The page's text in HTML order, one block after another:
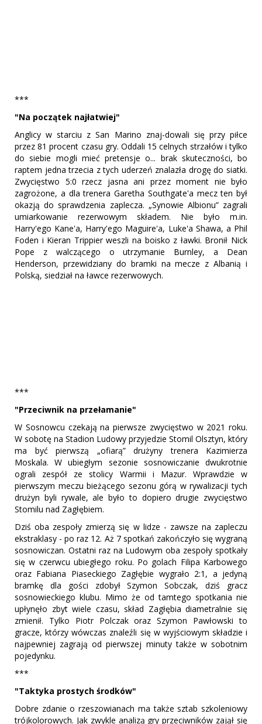
***
"Na początek najłatwiej"
Anglicy w starciu z San Marino znaj-dowali się przy piłce
przez 81 procent czasu gry. Oddali 15 celnych strzałów i tylko
do siebie mogli mieć pretensje o... brak skuteczności, bo
raptem jedna trzecia z tych uderzeń znalazła drogę do siatki.
Zwycięstwo 5:0 rzecz jasna ani przez moment nie było
zagrożone, a dla trenera Garetha Southgate'a mecz ten był
okazją do sprawdzenia zaplecza. „Synowie Albionu” zagrali
umiarkowanie rezerwowym składem. Nie było m.in.
Harry'ego Kane'a, Harry'ego Maguire'a, Luke'a Shawa, a Phil
Foden i Kieran Trippier weszli na boisko z ławki. Bronił Nick
Pope z walczącego o utrzymanie Burnley, a Dean
Henderson, przewidziany do bramki na mecze z Albanią i
Polską, siedział na ławce rezerwowych.
***
"Przeciwnik na przełamanie"
W Sosnowcu czekają na pierwsze zwycięstwo w 2021 roku.
W sobotę na Stadion Ludowy przyjedzie Stomil Olsztyn, który
ma być pierwszą „ofiarą” drużyny trenera Kazimierza
Moskala. W ubiegłym sezonie sosnowiczanie dwukrotnie
ograli zespół ze stolicy Warmii i Mazur. Wprawdzie w
pierwszym meczu bieżącego sezonu górą w rywalizacji tych
drużyn byli rywale, ale było to dopiero drugie zwycięstwo
Stomilu nad Zagłębiem.
Dziś oba zespoły zmierzą się w lidze - zawsze na zapleczu
ekstraklasy - po raz 12. Aż 7 spotkań zakończyło się wygraną
sosnowiczan. Ostatni raz na Ludowym oba zespoły spotkały
się w czerwcu ubiegłego roku. Po golach Filipa Karbowego
oraz Fabiana Piaseckiego Zagłębie wygrało 2:1, a jedyną
bramkę dla gości zdobył Szymon Sobczak, dziś gracz
sosnowieckiego klubu. Mimo że od tamtego spotkania nie
upłynęło zbyt wiele czasu, skład Zagłębia diametralnie się
zmienił. Tylko Piotr Polczak oraz Szymon Pawłowski to
gracze, którzy wówczas znaleźli się w wyjściowym składzie i
najpewniej zagrają od pierwszej minuty także w sobotnim
pojedynku.
***
"Taktyka prostych środków"
Dobre zdanie o rzeszowianach ma także sztab szkoleniowy
trójkolorowych. Jak zwykle analizą gry przeciwników zajął się